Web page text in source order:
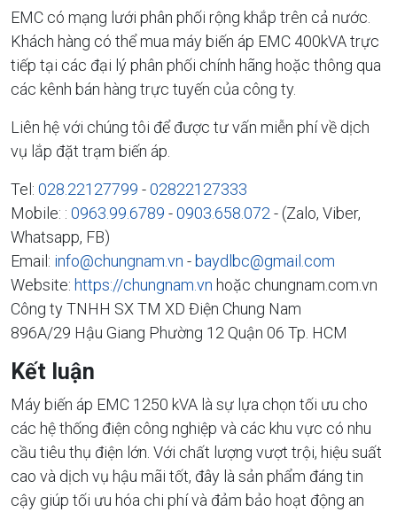
EMC có mạng lưới phân phối rộng khắp trên cả nước.
Khách hàng có thể mua máy biến áp EMC 400kVA trực
tiếp tại các đại lý phân phối chính hãng hoặc thông qua
các kênh bán hàng trực tuyến của công ty.
Liên hệ với chúng tôi để được tư vấn miễn phí về dịch
vụ lắp đặt trạm biến áp.
Tel: 028.22127799 -02822127333
Mobile: : 0963.99.6789 -0903.658.072 - (Zalo, Viber,
Whatsapp, FB)
Email: info@chungnam.vn -baydlbc@gmail.com
Website: https://chungnam.vn hoặc chungnam.com.vn
Công ty TNHH SX TM XD Điện Chung Nam
896A/29 Hậu Giang Phường 12 Quận 06 Tp. HCM
Kết luận
Máy biến áp EMC 1250 kVA là sự lựa chọn tối ưu cho
các hệ thống điện công nghiệp và các khu vực có nhu
cầu tiêu thụ điện lớn. Với chất lượng vượt trội, hiệu suất
cao và dịch vụ hậu mãi tốt, đây là sản phẩm đáng tin
cậy giúp tối ưu hóa chi phí và đảm bảo hoạt động an